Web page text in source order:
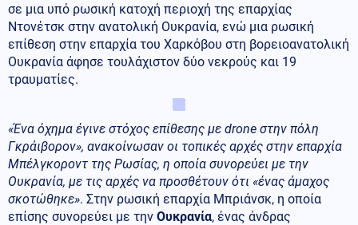
σε μια υπό ρωσική κατοχή περιοχή της επαρχίας
Ντονέτσκ στην ανατολική Ουκρανία, ενώ μια ρωσική
επίθεση στην επαρχία του Χαρκόβου στη βορειοανατολική
Ουκρανία άφησε τουλάχιστον δύο νεκρούς και 19
τραυματίες.
«Ένα όχημα έγινε στόχος επίθεσης με drone στην πόλη
Γκράιβορον», ανακοίνωσαν οι τοπικές αρχές στην επαρχία
Μπέλγκοροντ της Ρωσίας, η οποία συνορεύει με την
Ουκρανία, με τις αρχές να προσθέτουν ότι «ένας άμαχος
σκοτώθηκε». Στην ρωσική επαρχία Μπριάνσκ, η οποία
επίσης συνορεύει με την Ουκρανία, ένας άνδρας